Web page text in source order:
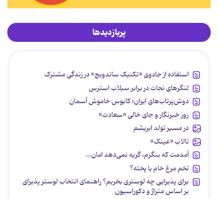
پربازدیدها
استفاده از جادوی «تکنیک ساندویچ» در زندگی مشترک
لنگرهای نجات در برابر سیلاب استرس
دوش‌پرتاب‌های ایران؛ کابوس خاموش آسمان
روز خبرنگار و جای خالی «سعادت»
در مسیر تولد ابریشم
تالاب «عینک»
آمدمت که بنگرم، گریه نمی‌دهد امان...
تخم مرغ خام یا پخته؟
برای پذیرایی چه لوستری بخریم؟ راهنمای انتخاب لوستر پذیرای
بر اساس متراژ و دکوراسیون